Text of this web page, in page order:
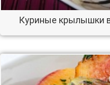
Куриные крылышки